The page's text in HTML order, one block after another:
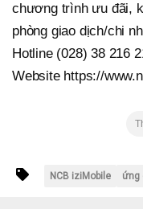
chương trình ưu đãi,
phòng giao dịch/chi
Hotline (028) 38 216
Website https://
NCB iziMobile ứng